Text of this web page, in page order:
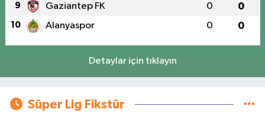
9 Gaziantep FK 0 0
10 Alanyaspor 0 0
Detaylar için tıklayın
Süper Lig Fikstür